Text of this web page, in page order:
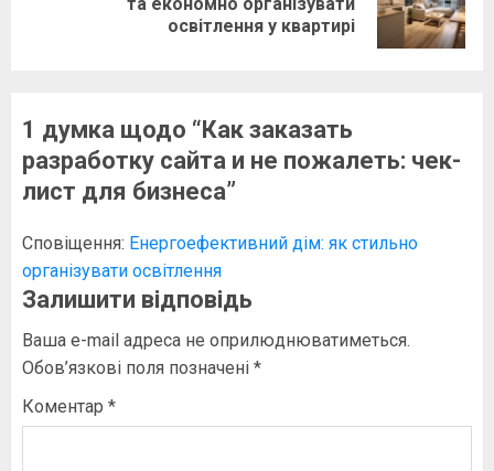
та економно організувати
освітлення у квартирі
1 думка щодо “ Как заказать
разработку сайта и не пожалеть: чек-
лист для бизнеса”
Сповіщення: Енергоефективний дім: як стильно
організувати освітлення
Залишити відповідь
Ваша e-mail адреса не оприлюднюватиметься.
Обов’язкові поля позначені *
Коментар *